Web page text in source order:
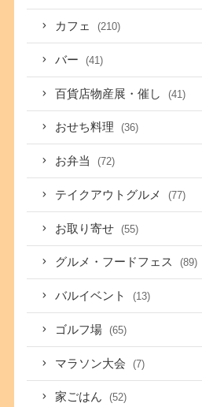
カフェ (210)
バー (41)
百貨店物産展・催し (41)
おせち料理 (36)
お弁当 (72)
テイクアウトグルメ (77)
お取り寄せ (55)
グルメ・フードフェス (89)
バルイベント (13)
ゴルフ場 (65)
マラソン大会 (7)
家ごはん (52)